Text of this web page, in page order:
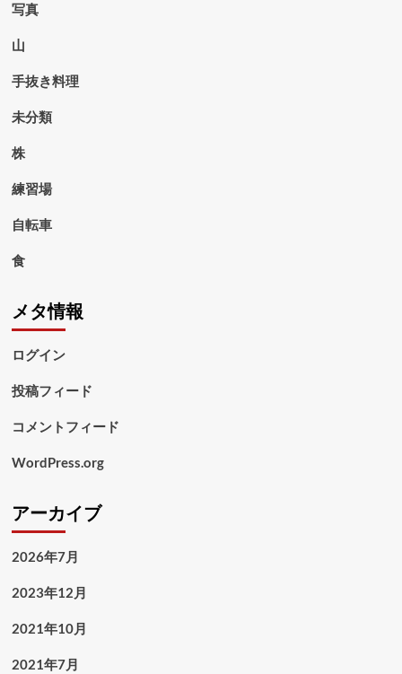
写真
山
手抜き料理
未分類
株
練習場
自転車
食
メタ情報
ログイン
投稿フィード
コメントフィード
WordPress.org
アーカイブ
2026年7月
2023年12月
2021年10月
2021年7月